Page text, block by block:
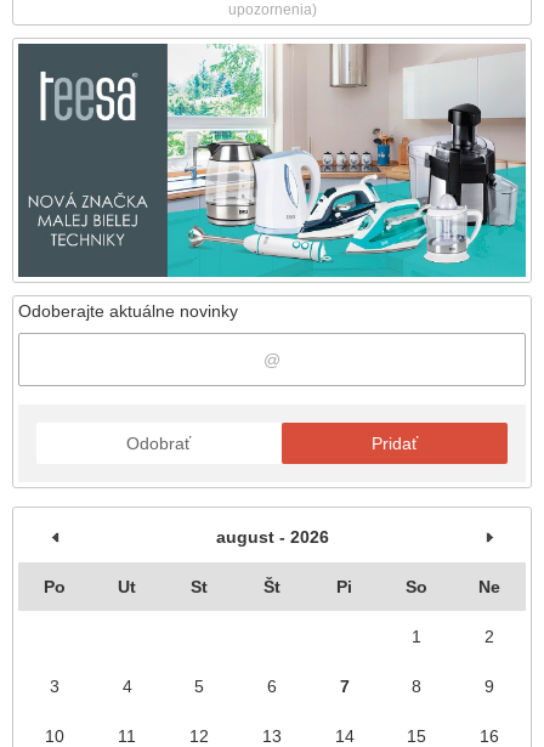
Odoberajte aktuálne novinky
Odobrať Pridať
august - 2026
Po Ut St Št Pi So Ne
1 2
3 4 5 6 7 8 9
10 11 12 13 14 15 16
upozornenia)